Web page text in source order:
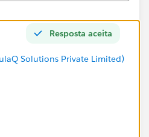
Resposta aceita
Solutions Private Limited)